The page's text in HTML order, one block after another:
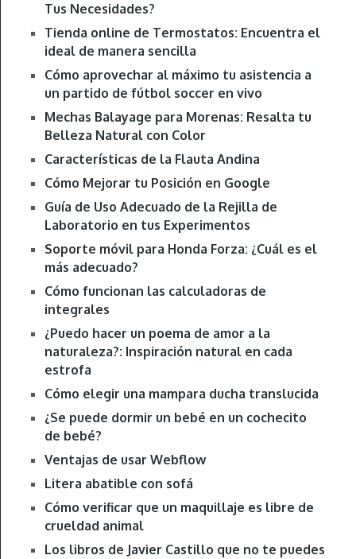
Tus Necesidades?
Tienda online de Termostatos: Encuentra el
ideal de manera sencilla
Cómo aprovechar al máximo tu asistencia a
un partido de fútbol soccer en vivo
Mechas Balayage para Morenas: Resalta tu
Belleza Natural con Color
Características de la Flauta Andina
Cómo Mejorar tu Posición en Google
Guía de Uso Adecuado de la Rejilla de
Laboratorio en tus Experimentos
Soporte móvil para Honda Forza: ¿Cuál es el
más adecuado?
Cómo funcionan las calculadoras de
integrales
¿Puedo hacer un poema de amor a la
naturaleza?: Inspiración natural en cada
estrofa
Cómo elegir una mampara ducha translucida
¿Se puede dormir un bebé en un cochecito
de bebé?
Ventajas de usar Webflow
Litera abatible con sofá
Cómo verificar que un maquillaje es libre de
crueldad animal
Los libros de Javier Castillo que no te puedes